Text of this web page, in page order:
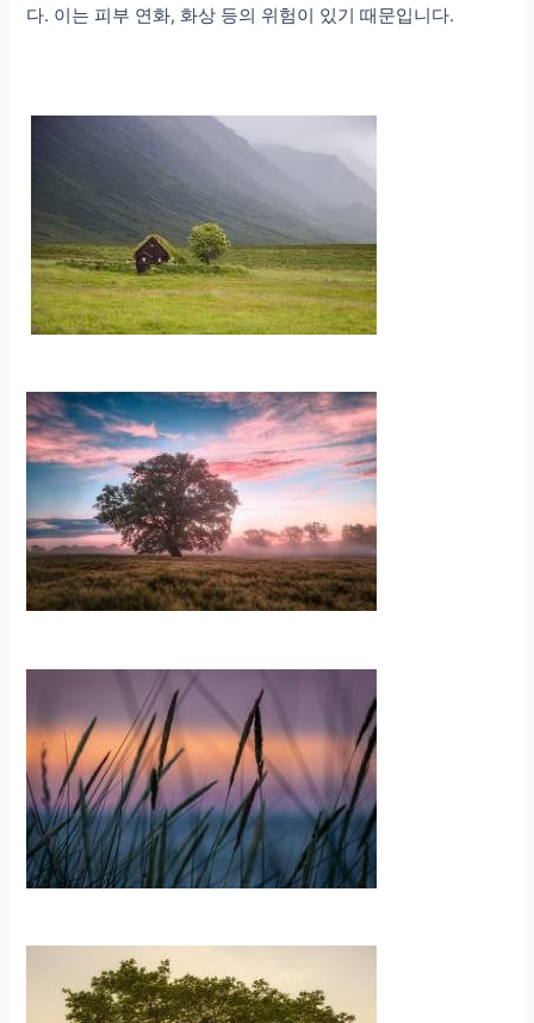
다. 이는 피부 연화, 화상 등의 위험이 있기 때문입니다.